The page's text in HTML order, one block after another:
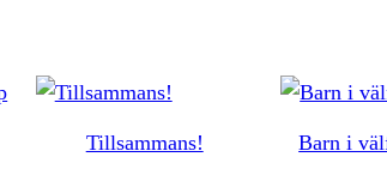
Tillsammans! Barn i